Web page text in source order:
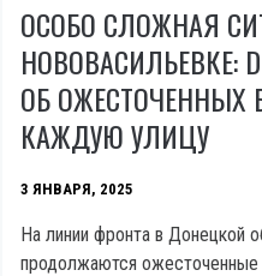
ОСОБО СЛОЖНАЯ
НОВОВАСИЛЬЕВКЕ:
ОБ ОЖЕСТОЧЕННЫХ
КАЖДУЮ УЛИЦУ
3 ЯНВАРЯ, 2025
На линии фронта в Донецкой
продолжаются ожесточенные